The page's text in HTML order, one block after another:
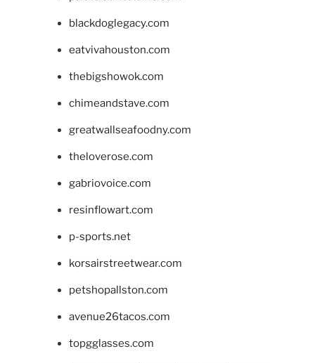
blackdoglegacy.com
eatvivahouston.com
thebigshowok.com
chimeandstave.com
greatwallseafoodny.com
theloverose.com
gabriovoice.com
resinflowart.com
p-sports.net
korsairstreetwear.com
petshopallston.com
avenue26tacos.com
topgglasses.com